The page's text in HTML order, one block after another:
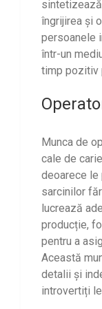
îngrijirea și
persoanele
într-un
timp pozitiv
Munca de
cale de
deoarece le
sarcinilor
lucrează
producție,
pentru a
Această
detalii și
introvertiți